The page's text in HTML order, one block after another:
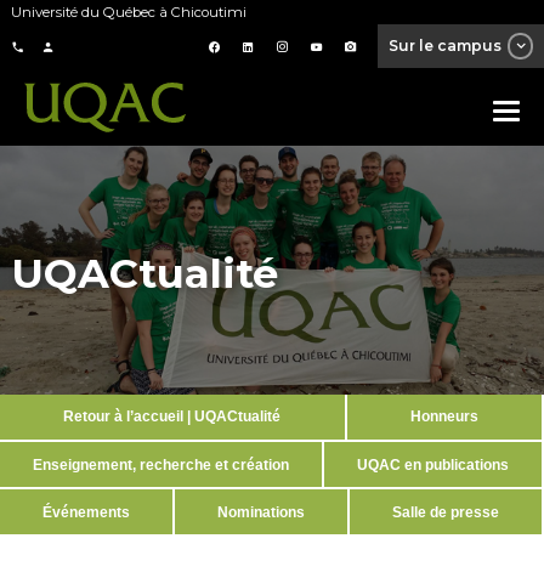
Université du Québec à Chicoutimi
Sur le campus
UQACtualité
Retour à l’accueil | UQACtualité Honneurs
Enseignement, recherche et création UQAC en publications
Événements Nominations Salle de presse